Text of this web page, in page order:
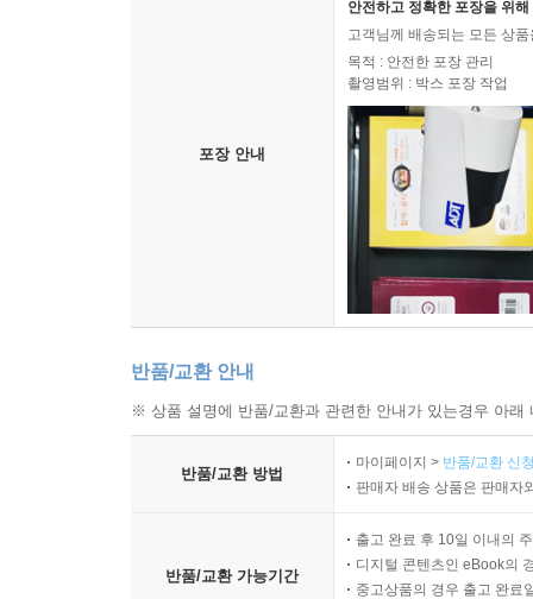
포장 안내
안전하고 정확한 포장을 위
고객님께 배송되는 모든 상
목적 : 안전한 포장 관리
촬영범위 : 박스 포장 작업
반품/교환 안내
※ 상품 설명에 반품/교환과 관련한 안내가 있는경우 아
반품/교환 방법
마이페이지 > 반품/교환 신
판매자 배송 상품은 판매자
반품/교환 가능기간
출고 완료 후 10일 이내의
디지털 콘텐츠인 eBook의
중고상품의 경우 출고 완료